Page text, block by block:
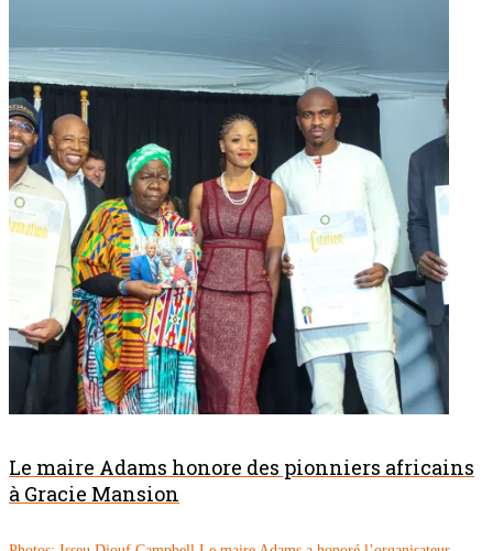
Le maire Adams honore des pionniers africains
à Gracie Mansion